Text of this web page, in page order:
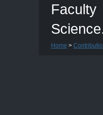
Faculty
Home >